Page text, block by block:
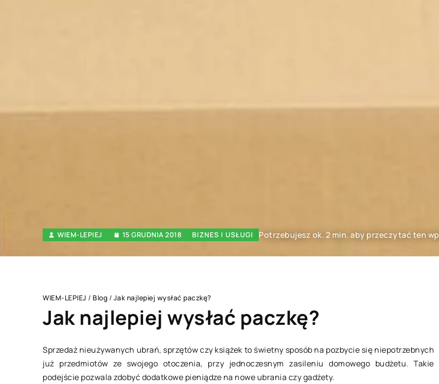
WIEM-LEPIEJ 15 GRUDNIA 2018 BIZNES I USŁUGI Potrzebujesz ok. 2 min. aby przeczytać ten
WIEM-LEPIEJ / Blog / Jak najlepiej wysłać paczkę?
Jak najlepiej wysłać paczkę?
Sprzedaż nieużywanych ubrań, sprzętów czy książek to świetny sposób na pozbycie się niepotrzebnych
już przedmiotów ze swojego otoczenia, przy jednoczesnym zasileniu domowego budżetu. Takie
podejście pozwala zdobyć dodatkowe pieniądze na nowe ubrania czy gadżety.
DOM I WNĘTRZE BIZNES I USŁUGI